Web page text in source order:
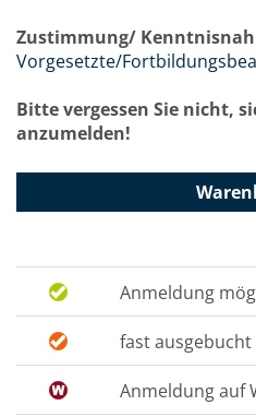
Zustimmung/
Vorgesetzte/
Bitte vergessen Sie nicht,
anzumelden!
Anmeldung
fast ausgebucht
Anmeldung auf